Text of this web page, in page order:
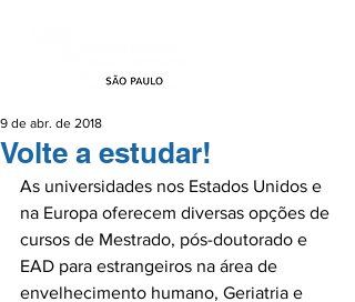
Volte a estudar!
9 de abr. de 2018
As universidades nos Estados Unidos e
na Europa oferecem diversas opções de
cursos de Mestrado, pós-doutorado e
EAD para estrangeiros na área de
envelhecimento humano, Geriatria e